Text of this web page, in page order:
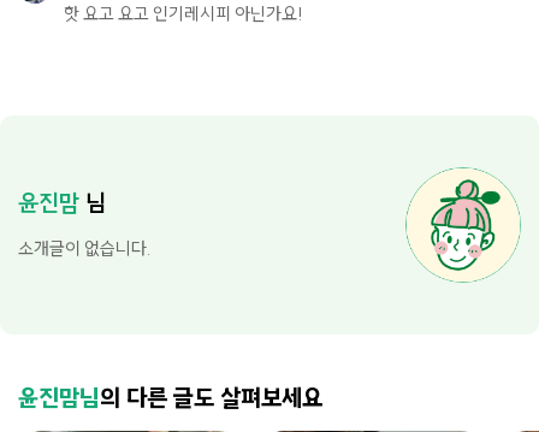
핫 요고 요고 인기레시피 아닌가요!
윤진맘 님
소개글이 없습니다.
윤진맘님의 다른 글도 살펴보세요